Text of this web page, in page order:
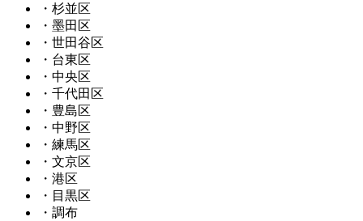
・杉並区
・墨田区
・世田谷区
・台東区
・中央区
・千代田区
・豊島区
・中野区
・練馬区
・文京区
・港区
・目黒区
・調布